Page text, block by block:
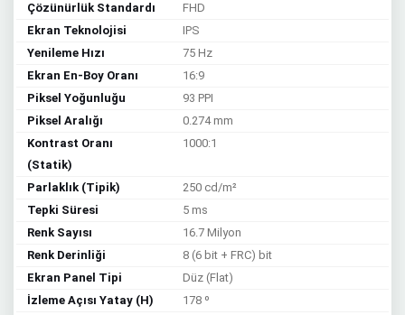
Çözünürlük Standardı
FHD
Ekran Teknolojisi
IPS
Yenileme Hızı
75 Hz
Ekran En-Boy Oranı
16:9
Piksel Yoğunluğu
93 PPI
Piksel Aralığı
0.274 mm
Kontrast Oranı
(Statik)
1000:1
Parlaklık (Tipik)
250 cd/m²
Tepki Süresi
5 ms
Renk Sayısı
16.7 Milyon
Renk Derinliği
8 (6 bit + FRC) bit
Ekran Panel Tipi
Düz (Flat)
İzleme Açısı Yatay (H)
178 º